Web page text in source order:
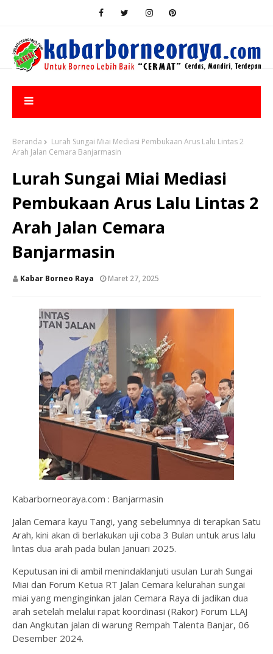
Beranda
Lurah Sungai Miai Mediasi Pembukaan Arus Lalu Lintas 2
Arah Jalan Cemara Banjarmasin
Lurah Sungai Miai Mediasi
Pembukaan Arus Lalu Lintas 2
Arah Jalan Cemara
Banjarmasin
Kabar Borneo Raya Maret 27, 2025
Kabarborneoraya.com : Banjarmasin
Jalan Cemara kayu Tangi, yang sebelumnya di terapkan Satu
Arah, kini akan di berlakukan uji coba 3 Bulan untuk arus lalu
lintas dua arah pada bulan Januari 2025.
Keputusan ini di ambil menindaklanjuti usulan Lurah Sungai
Miai dan Forum Ketua RT Jalan Cemara kelurahan sungai
miai yang menginginkan jalan Cemara Raya di jadikan dua
arah setelah melalui rapat koordinasi (Rakor) Forum LLAJ
dan Angkutan jalan di warung Rempah Talenta Banjar, 06
Desember 2024.